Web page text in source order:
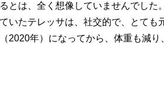
とは、全く想像していませんでした
いたテレッサは、社交的で、とても
2020年）になってから、体重も減り